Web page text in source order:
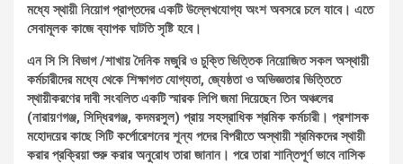
মধ্যে স্থায়ী নিয়োগ প্রাপ্তদের একটি উল্লেখযোগ্য অংশ অবসরে চলে যাবে। এতে
সেবামূলক কাজে ব্যাপক ঘাটতি সৃষ্টি হবে।
এন সি সি বিভাগ /শাখায় দৈনিক মজুরি ও চুক্তি ভিত্তিক নিয়োজিত সকল অস্থায়ী
কর্মচারীদের মধ্যে থেকে শিক্ষাগত যোগ্যতা, জ্যেষ্ঠতা ও অভিজ্ঞতার ভিত্তিতে
স্থায়ীকরণের দাবী সংবলিত একটি স্মারক লিপি জমা দিয়েছেন তিন অঞ্চলের
(নারায়ণগঞ্জ, সিদ্ধিরগঞ্জ, কদমরসুল) প্রায় সহস্রাধিক শ্রমিক কর্মচারী। প্রশাসক
মহোদয়ের কাছে সিটি কর্পোরেশনের শূন্য পদের বিপরীতে অস্থায়ী শ্রমিকদের স্থায়ী
করার প্রক্রিয়া শুরু করার অনুরোধ তারা জানান। পরে তারা শান্তিপূর্ণ ভাবে নাসিক